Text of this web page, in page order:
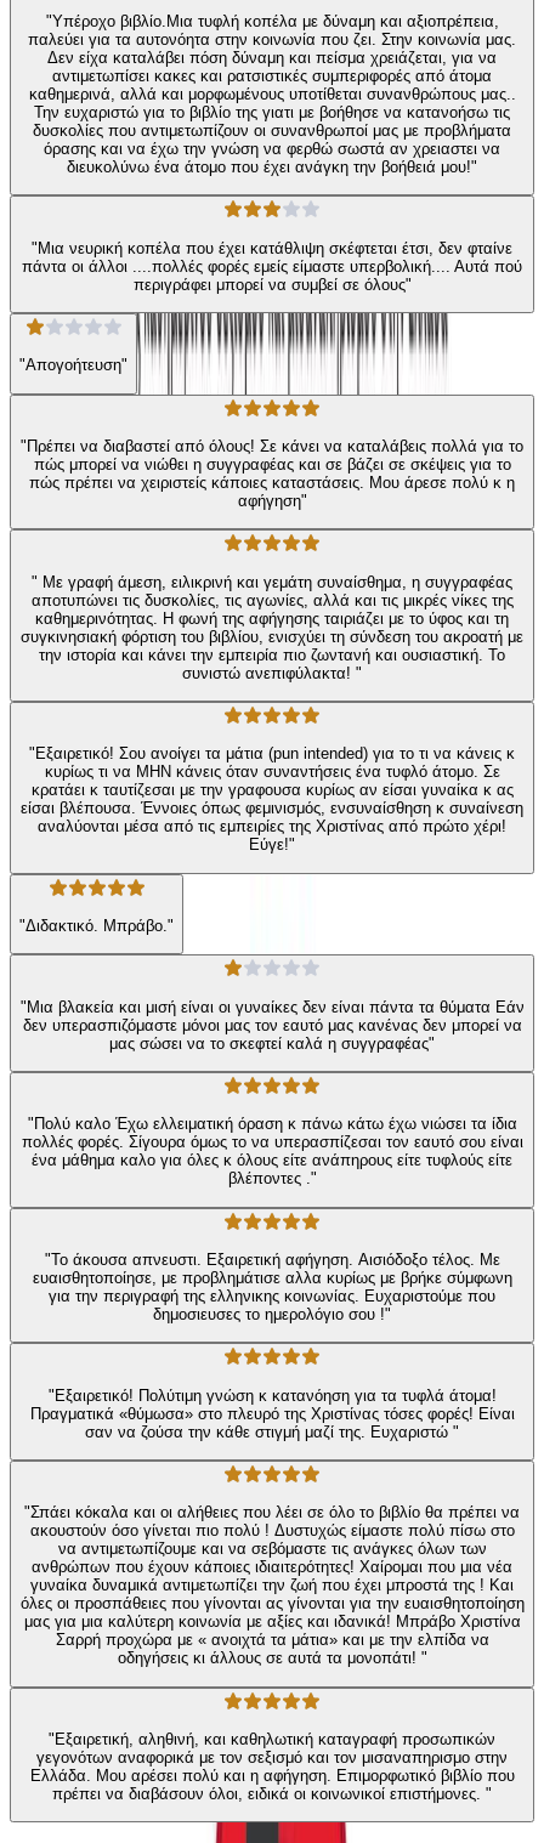
"Υπέροχο βιβλίο.Μια τυφλή κοπέλα με δύναμη και αξιοπρέπεια,
παλεύει για τα αυτονόητα στην κοινωνία που ζει. Στην κοινωνία μας.
Δεν είχα καταλάβει πόση δύναμη και πείσμα χρειάζεται, για να
αντιμετωπίσει κακες και ρατσιστικές συμπεριφορές από άτομα
καθημερινά, αλλά και μορφωμένους υποτίθεται συνανθρώπους μας..
Την ευχαριστώ για το βιβλίο της γιατι με βοήθησε να κατανοήσω τις
δυσκολίες που αντιμετωπίζουν οι συνανθρωποί μας με προβλήματα
όρασης και να έχω την γνώση να φερθώ σωστά αν χρειαστει να
διευκολύνω ένα άτομο που έχει ανάγκη την βοήθειά μου!"
"Μια νευρική κοπέλα που έχει κατάθλιψη σκέφτεται έτσι, δεν φταίνε
πάντα οι άλλοι ....πολλές φορές εμείς είμαστε υπερβολική.... Αυτά πού
περιγράφει μπορεί να συμβεί σε όλους"
"Απογοήτευση"
"Πρέπει να διαβαστεί από όλους! Σε κάνει να καταλάβεις πολλά για το
πώς μπορεί να νιώθει η συγγραφέας και σε βάζει σε σκέψεις για το
πώς πρέπει να χειριστείς κάποιες καταστάσεις. Μου άρεσε πολύ κ η
αφήγηση"
" Με γραφή άμεση, ειλικρινή και γεμάτη συναίσθημα, η συγγραφέας
αποτυπώνει τις δυσκολίες, τις αγωνίες, αλλά και τις μικρές νίκες της
καθημερινότητας. Η φωνή της αφήγησης ταιριάζει με το ύφος και τη
συγκινησιακή φόρτιση του βιβλίου, ενισχύει τη σύνδεση του ακροατή με
την ιστορία και κάνει την εμπειρία πιο ζωντανή και ουσιαστική. Το
συνιστώ ανεπιφύλακτα! "
"Εξαιρετικό! Σου ανοίγει τα μάτια (pun intended) για το τι να κάνεις κ
κυρίως τι να ΜΗΝ κάνεις όταν συναντήσεις ένα τυφλό άτομο. Σε
κρατάει κ ταυτίζεσαι με την γραφουσα κυρίως αν είσαι γυναίκα κ ας
είσαι βλέπουσα. Έννοιες όπως φεμινισμός, ενσυναίσθηση κ συναίνεση
αναλύονται μέσα από τις εμπειρίες της Χριστίνας από πρώτο χέρι!
Εύγε!"
"Διδακτικό. Μπράβο."
"Μια βλακεία και μισή είναι οι γυναίκες δεν είναι πάντα τα θύματα Εάν
δεν υπερασπιζόμαστε μόνοι μας τον εαυτό μας κανένας δεν μπορεί να
μας σώσει να το σκεφτεί καλά η συγγραφέας"
"Πολύ καλο Έχω ελλειματική όραση κ πάνω κάτω έχω νιώσει τα ίδια
πολλές φορές. Σίγουρα όμως το να υπερασπίζεσαι τον εαυτό σου είναι
ένα μάθημα καλο για όλες κ όλους είτε ανάπηρους είτε τυφλούς είτε
βλέποντες ."
"Το άκουσα απνευστι. Εξαιρετική αφήγηση. Αισιόδοξο τέλος. Με
ευαισθητοποίησε, με προβλημάτισε αλλα κυρίως με βρήκε σύμφωνη
για την περιγραφή της ελληνικης κοινωνίας. Ευχαριστούμε που
δημοσιευσες το ημερολόγιο σου !"
"Εξαιρετικό! Πολύτιμη γνώση κ κατανόηση για τα τυφλά άτομα!
Πραγματικά «θύμωσα» στο πλευρό της Χριστίνας τόσες φορές! Είναι
σαν να ζούσα την κάθε στιγμή μαζί της. Ευχαριστώ "
"Σπάει κόκαλα και οι αλήθειες που λέει σε όλο το βιβλίο θα πρέπει να
ακουστούν όσο γίνεται πιο πολύ ! Δυστυχώς είμαστε πολύ πίσω στο
να αντιμετωπίζουμε και να σεβόμαστε τις ανάγκες όλων των
ανθρώπων που έχουν κάποιες ιδιαιτερότητες! Χαίρομαι που μια νέα
γυναίκα δυναμικά αντιμετωπίζει την ζωή που έχει μπροστά της ! Και
όλες οι προσπάθειες που γίνονται ας γίνονται για την ευαισθητοποίηση
μας για μια καλύτερη κοινωνία με αξίες και ιδανικά! Μπράβο Χριστίνα
Σαρρή προχώρα με « ανοιχτά τα μάτια» και με την ελπίδα να
οδηγήσεις κι άλλους σε αυτά τα μονοπάτι! "
"Εξαιρετική, αληθινή, και καθηλωτική καταγραφή προσωπικών
γεγονότων αναφορικά με τον σεξισμό και τον μισαναπηρισμο στην
Ελλάδα. Μου αρέσει πολύ και η αφήγηση. Επιμορφωτικό βιβλίο που
πρέπει να διαβάσουν όλοι, ειδικά οι κοινωνικοί επιστήμονες. "